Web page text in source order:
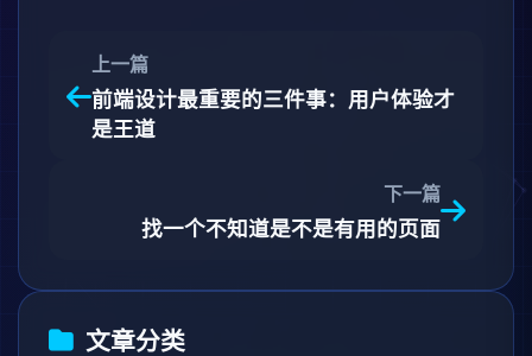
上一篇
前端设计最重要的三件事：用户体验才
是王道
下一篇
找一个不知道是不是有用的页面
文章分类